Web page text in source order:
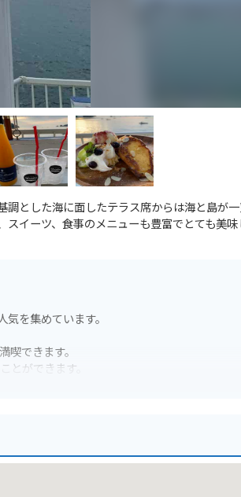
とした海に面したテラス席からは海と島が一
イーツ、食事のメニューも豊富でとても美味
を集めています。
できます。
ができます。